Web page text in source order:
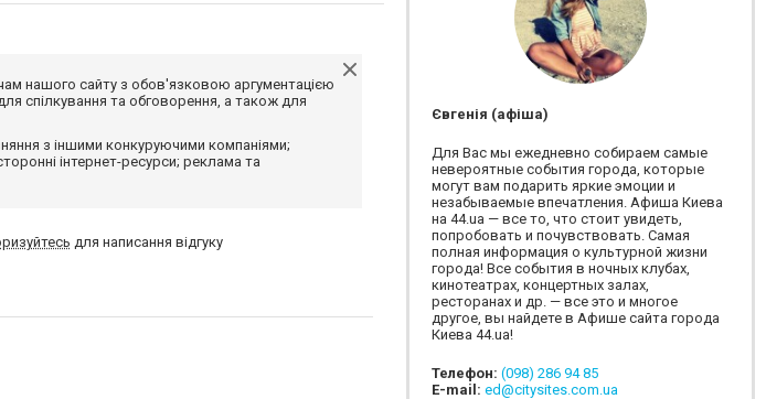
нашого сайту з обов'язковою аргументацією
спілкування та обговорення, а також для
з іншими конкуруючими компаніями;
інтернет-ресурси; реклама та
для написання відгуку
Євгенія (афіша)
Для Вас мы ежедневно собираем самые
невероятные события города, которые
могут вам подарить яркие эмоции и
незабываемые впечатления. Афиша Киева
на 44.ua — все то, что стоит увидеть,
попробовать и почувствовать. Самая
полная информация о культурной жизни
города! Все события в ночных клубах,
кинотеатрах, концертных залах,
ресторанах и др. — все это и многое
другое, вы найдете в Афише сайта города
Киева 44.ua!
Телефон: (098) 286 94 85
E-mail: ed@citysites.com.ua